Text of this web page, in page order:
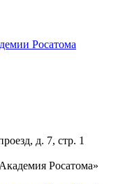
Росатома
д. 7, стр. 1
Росатома»